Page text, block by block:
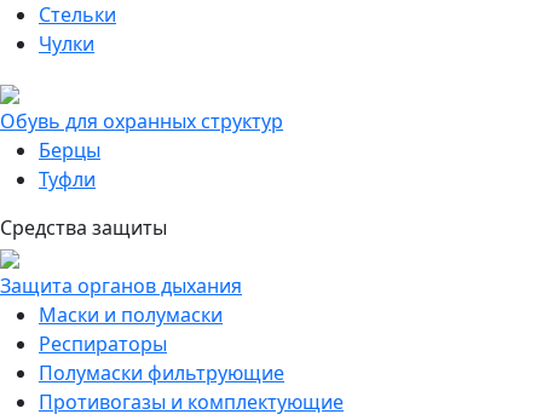
Стельки
Чулки
Обувь для охранных структур
Берцы
Туфли
Средства защиты
Защита органов дыхания
Маски и полумаски
Респираторы
Полумаски фильтрующие
Противогазы и комплектующие